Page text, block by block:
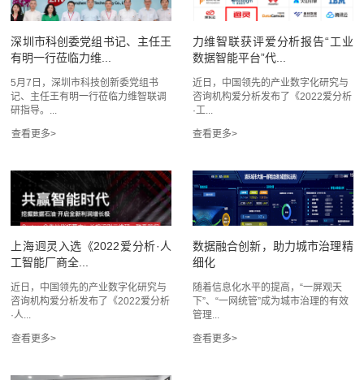
深圳市科创委党组书记、主任王
有明一行莅临力维...
5月7日，深圳市科技创新委党组书
记、主任王有明一行莅临力维智联调
研指导。...
力维智联获评爱分析报告“工业
数据智能平台”代...
近日，中国领先的产业数字化研究与
咨询机构爱分析发布了《2022爱分析
·工...
上海迥灵入选《2022爱分析·人
工智能厂商全...
近日，中国领先的产业数字化研究与
咨询机构爱分析发布了《2022爱分析
·人...
数据融合创新，助力城市治理精
细化
随着信息化水平的提高，“一屏观天
下”、“一网统管”成为城市治理的有效
管理...